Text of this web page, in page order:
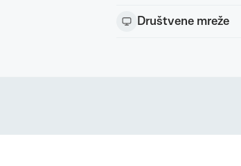
Društvene mreže